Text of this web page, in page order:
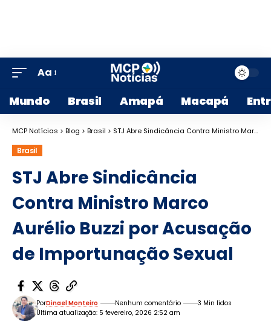
Aa
Mundo Brasil Amapá Macapá
MCP Notícias > Blog > Brasil > STJ Abre Sindicância Contra Ministro Marco Aurélio Buzzi por Acusação de Importunação Sexual
Brasil
STJ Abre Sindicância
Contra Ministro Marco
Aurélio Buzzi por Acusação
de Importunação Sexual
Última atualização: 5 fevereiro, 2026 2:52 am
PorDinael Monteiro Nenhum comentário 3 Min lidos